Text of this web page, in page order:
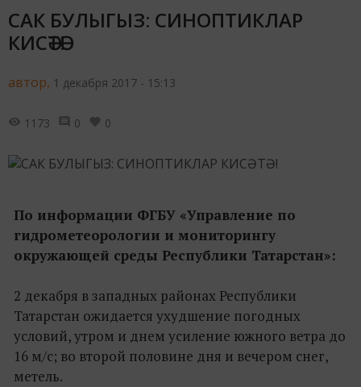
САК БУЛЫГЫЗ: СИНОПТИКЛАР
КИСӘТӘ!
автор, 1 декабря 2017 - 15:13
1173 0 0
По информации ФГБУ «Управление по
гидрометеорологии и мониторингу
окружающей среды Республики Татарстан»:
2 декабря в западных районах Республики
Татарстан ожидается ухудшение погодных
условий, утром и днем усиление южного ветра до
16 м/с; во второй половине дня и вечером снег,
метель.